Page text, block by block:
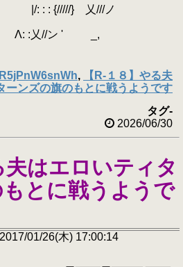
} 乂///ノ
:乂//ン ' _,
,
【R-１８】やる夫
ーンズの旗のもとに戦うようです
タグ-
2026/06/30
夫はエロいティタ
とに戦うようで
01/26(木) 17:00:14